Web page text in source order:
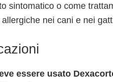
sintomatico o come
nei cani e nei
essere usato